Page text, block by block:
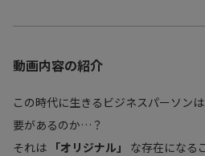
動画内容の紹介
この時代に生きるビジネスパーソン
要があるのか…？
それは 「オリジナル」
な存在になる